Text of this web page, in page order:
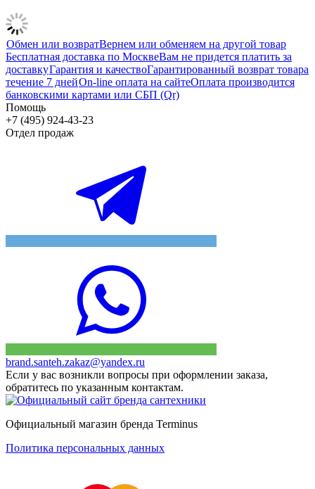
Обмен или возвратВернем или обменяем на другой товар
Бесплатная доставка по МосквеВам не придется платить за
доставкуГарантия и качествоГарантированный возврат товара
течение 7 днейOn-line оплата на сайтеОплата производится
банковскими картами или СБП (Qr)
Помощь
+7 (495) 924-43-23
Отдел продаж
brand.santeh.zakaz@yandex.ru
Если у вас возникли вопросы при оформлении заказа,
обратитесь по указанным контактам.
Официальный магазин бренда Terminus
Политика персональных данных